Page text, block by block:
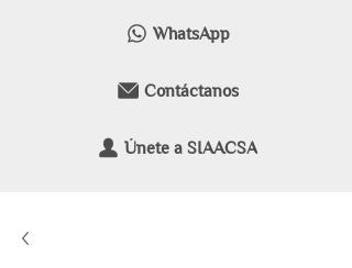
WhatsApp
Contáctanos
Únete a SIAACSA